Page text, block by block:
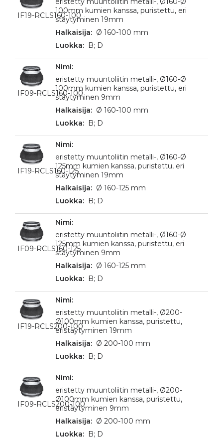
IF19-RCLS160-100
100mm kumien kanssa, puristettu, eri
stäytyminen 19mm
Ø 160-100 mm
B; D
IF09-RCLS160-100
eristetty muuntoliitin metalli-, Ø160-Ø
100mm kumien kanssa, puristettu, eri
stäytyminen 9mm
Ø 160-100 mm
B; D
IF19-RCLS160-125
eristetty muuntoliitin metalli-, Ø160-Ø
125mm kumien kanssa, puristettu, eri
stäytyminen 19mm
Ø 160-125 mm
B; D
IF09-RCLS160-125
eristetty muuntoliitin metalli-, Ø160-Ø
125mm kumien kanssa, puristettu, eri
stäytyminen 9mm
Ø 160-125 mm
B; D
IF19-RCLS200-100
eristetty muuntoliitin metalli-, Ø200-
Ø100mm kumien kanssa, puristettu,
eristäytyminen 19mm
Ø 200-100 mm
B; D
IF09-RCLS200-100
eristetty muuntoliitin metalli-, Ø200-
Ø100mm kumien kanssa, puristettu,
eristäytyminen 9mm
Ø 200-100 mm
B; D